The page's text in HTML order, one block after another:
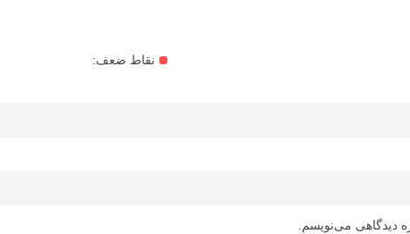
نقاط ضعف:
دیدگاهی می‌نویسم.